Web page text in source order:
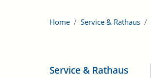
Home Service & Rathaus
Service & Rathaus